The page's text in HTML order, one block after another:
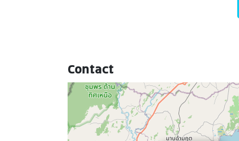
Contact